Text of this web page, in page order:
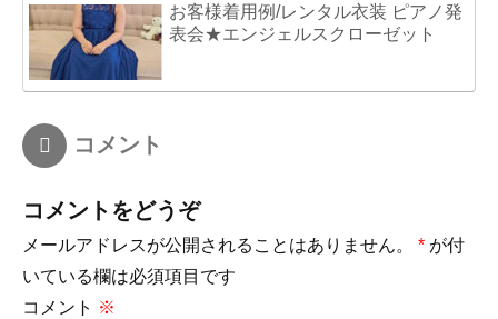
お客様着用例/レンタル衣装 ピアノ発
表会★エンジェルスクローゼット
コメント
コメントをどうぞ
メールアドレスが公開されることはありません。 * が付
いている欄は必須項目です
コメント ※